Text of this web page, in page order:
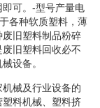
可。-型号产量电
各种软质塑料，薄
旧塑料制品粉碎
旧塑料回收必不
设备。
械及行业设备的
料机械、塑料挤